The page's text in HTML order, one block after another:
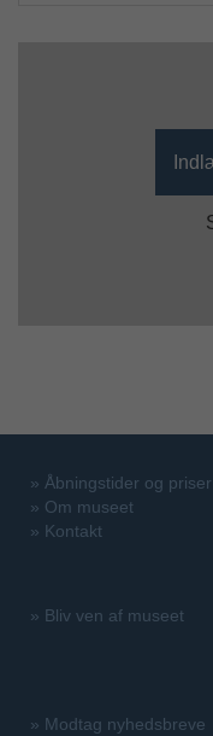
» Åbningstider og priser
» Om museet
» Kontakt
» Bliv ven af museet
» Modtag nyhedsbreve